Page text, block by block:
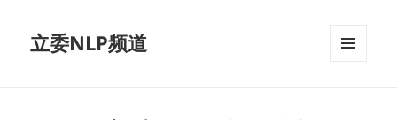
立委NLP频道